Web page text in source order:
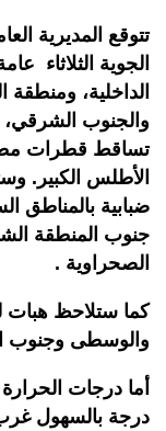
تتوقع المديرية
الجوية الثلاثاء
الداخلية،
والجنوب الشرقي،
تساقط قطرات
الأطلس
ضبابية بالمناطق
جنوب المنطقة
الصحراوية .
كما ستلاحظ هبات
والوسطى وجنوب
درجة بالسهول